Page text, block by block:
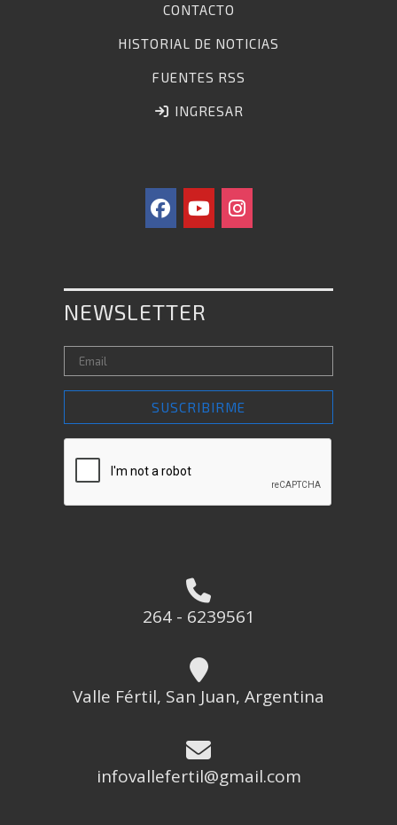
CONTACTO
HISTORIAL DE NOTICIAS
FUENTES RSS
INGRESAR
NEWSLETTER
SUSCRIBIRME
264 - 6239561
Valle Fértil, San Juan, Argentina
infovallefertil@gmail.com